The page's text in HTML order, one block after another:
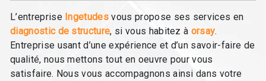
L’entreprise Ingetudes vous propose ses services en
diagnostic de structure, si vous habitez à orsay.
Entreprise usant d’une expérience et d’un savoir-faire de
qualité, nous mettons tout en oeuvre pour vous
satisfaire. Nous vous accompagnons ainsi dans votre